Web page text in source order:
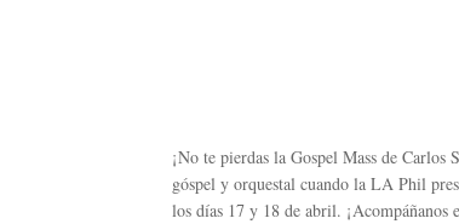
¡No te pierdas la Gospel Mass de
góspel y orquestal cuando la LA Phil
los días 17 y 18 de abril. ¡Acompáñanos